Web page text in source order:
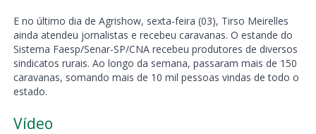
E no último dia de Agrishow, sexta-feira (03), Tirso Meirelles
ainda atendeu jornalistas e recebeu caravanas. O estande do
Sistema Faesp/Senar-SP/CNA recebeu produtores de diversos
sindicatos rurais. Ao longo da semana, passaram mais de 150
caravanas, somando mais de 10 mil pessoas vindas de todo o
estado.
Vídeo